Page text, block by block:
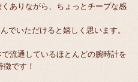
ありながら、ちょっとチープな感
でいただけると嬉しく思います。
流通しているほとんどの腕時計を
です！